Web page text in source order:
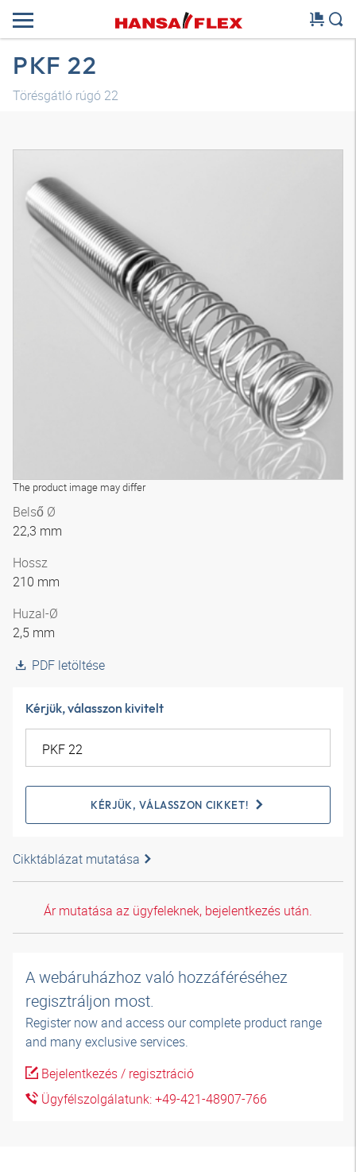
PKF 22
Törésgátló rúgó 22
The product image may differ
Belső Ø
22,3 mm
Hossz
210 mm
Huzal-Ø
2,5 mm
PDF letöltése
Kérjük, válasszon kivitelt
KÉRJÜK, VÁLASSZON CIKKET!
Cikktáblázat mutatása
Ár mutatása az ügyfeleknek, bejelentkezés után.
A webáruházhoz való hozzáféréséhez
regisztráljon most.
Register now and access our complete product range
and many exclusive services.
Bejelentkezés / regisztráció
Ügyfélszolgálatunk: +49-421-48907-766